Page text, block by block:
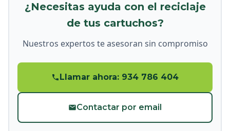
¿Necesitas ayuda con el reciclaje
de tus cartuchos?
Nuestros expertos te asesoran sin compromiso
Llamar ahora: 934 786 404
Contactar por email